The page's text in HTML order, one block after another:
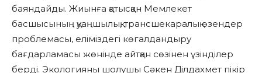
баяндайды. Жиынға қатысқан Мемлекет
басшысының қуаңшылық, трансшекаралық өзендер
проблемасы, еліміздегі көгалдандыру
бағдарламасы жөнінде айтқан сөзінен үзінділер
берді. Экологияны шолушы Сәкен Ділдахмет пікір